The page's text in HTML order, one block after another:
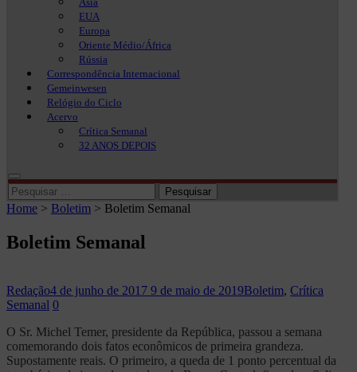
EUA
Europa
Oriente Médio/África
Rússia
Correspondência Internacional
Gemeinwesen
Relógio do Ciclo
Acervo
Crítica Semanal
32 ANOS DEPOIS
Pesquisar
por:
Home > Boletim > Boletim Semanal
Boletim Semanal
Redação4 de junho de 2017 9 de maio de 2019Boletim, Crítica
Semanal 0
O Sr. Michel Temer, presidente da República, passou a semana
comemorando dois fatos econômicos de primeira grandeza.
Supostamente reais. O primeiro, a queda de 1 ponto percentual da